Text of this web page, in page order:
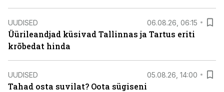
UUDISED 06.08.26, 06:15
Üürileandjad küsivad Tallinnas ja Tartus eriti
krõbedat hinda
UUDISED 05.08.26, 14:00
Tahad osta suvilat? Oota sügiseni